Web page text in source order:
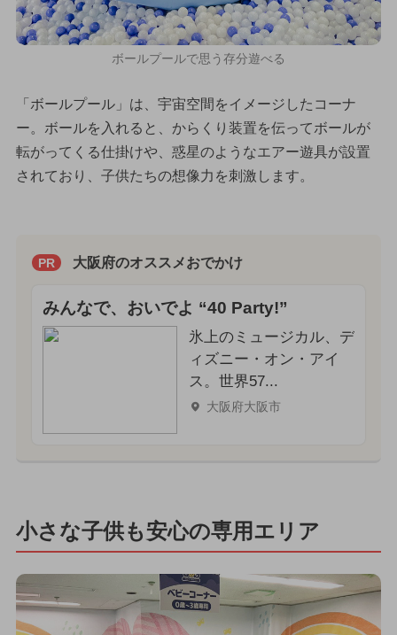
ボールプールで思う存分遊べる
「ボールプール」は、宇宙空間をイメージしたコーナ
ー。ボールを入れると、からくり装置を伝ってボールが
転がってくる仕掛けや、惑星のようなエアー遊具が設置
されており、子供たちの想像力を刺激します。
PR 大阪府のオススメおでかけ
みんなで、おいでよ “40 Party!”
氷上のミュージカル、デ
ィズニー・オン・アイ
ス。世界57...
大阪府大阪市
小さな子供も安心の専用エリア